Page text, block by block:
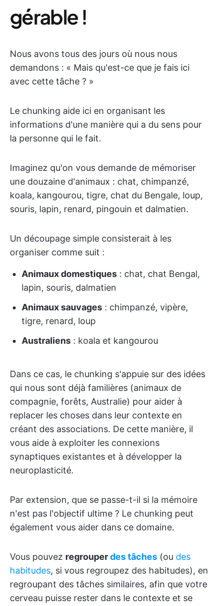
gérable !
Nous avons tous des jours où nous nous
demandons : « Mais qu'est-ce que je fais ici
avec cette tâche ? »
Le chunking aide ici en organisant les
informations d'une manière qui a du sens pour
la personne qui le fait.
Imaginez qu'on vous demande de mémoriser
une douzaine d'animaux : chat, chimpanzé,
koala, kangourou, tigre, chat du Bengale, loup,
souris, lapin, renard, pingouin et dalmatien.
Un découpage simple consisterait à les
organiser comme suit :
Animaux domestiques : chat, chat Bengal,
lapin, souris, dalmatien
Animaux sauvages : chimpanzé, vipère,
tigre, renard, loup
Australiens : koala et kangourou
Dans ce cas, le chunking s'appuie sur des idées
qui nous sont déjà familières (animaux de
compagnie, forêts, Australie) pour aider à
replacer les choses dans leur contexte en
créant des associations. De cette manière, il
vous aide à exploiter les connexions
synaptiques existantes et à développer la
neuroplasticité.
Par extension, que se passe-t-il si la mémoire
n'est pas l'objectif ultime ? Le chunking peut
également vous aider dans ce domaine.
Vous pouvez regrouperdes tâches (ou des
habitudes, si vous regroupez des habitudes), en
regroupant des tâches similaires, afin que votre
cerveau puisse rester dans le contexte et se